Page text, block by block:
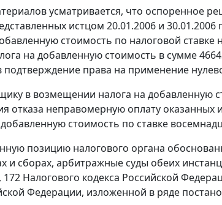
усматривается, что оспоренное
истцом 20.01.2006 и
стоимость по налоговой
на добавленную стоимость в сумме
права на применение
в возмещении налога на добавленную
отказа неправомерную оплату оказанных
стоимость по ставке
позицию налогового органа
и сборах, арбитражные суды обеих
, 172 Налогового кодекса Российской
Федерации, изложенной в ряде